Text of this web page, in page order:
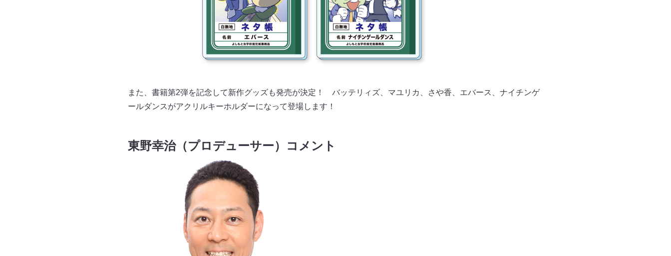
また、書籍第2弾を記念して新作グッズも発売が決定！ バッテリィズ、マユリカ、さや香、エバース、ナイチンゲ
ールダンスがアクリルキーホルダーになって登場します！
東野幸治（プロデューサー）コメント